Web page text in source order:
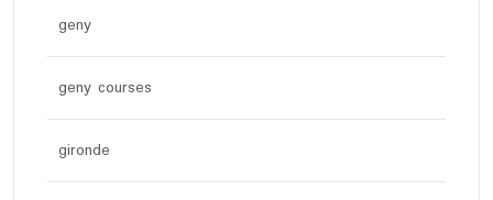
geny
geny courses
gironde